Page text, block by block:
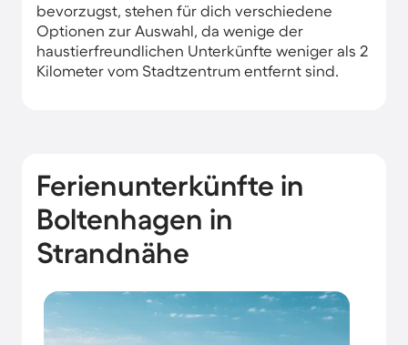
bevorzugst, stehen für dich verschiedene
Optionen zur Auswahl, da wenige der
haustierfreundlichen Unterkünfte weniger als 2
Kilometer vom Stadtzentrum entfernt sind.
Ferienunterkünfte in
Boltenhagen in
Strandnähe